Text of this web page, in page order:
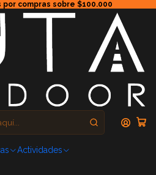
por compras sobre $100.000
Actividades